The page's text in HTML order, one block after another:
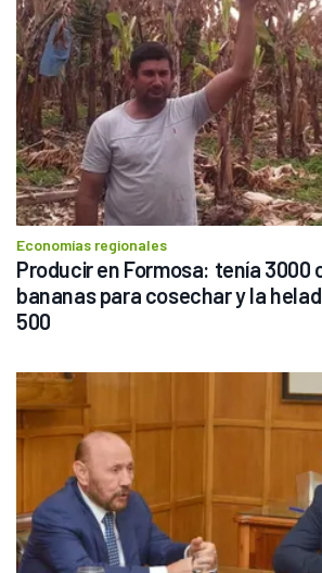
Economías regionales
Producir en Formosa: tenía 3000
bananas para cosechar y la
500